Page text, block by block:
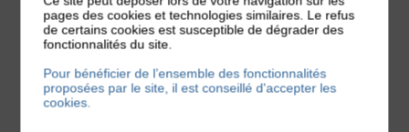
LES FORMATIONS
pages des cookies et technologies similaires. Le refus
de certains cookies est susceptible de dégrader des
fonctionnalités du site.
Pour bénéficier de l’ensemble des fonctionnalités
proposées par le site, il est conseillé d'accepter les
cookies.